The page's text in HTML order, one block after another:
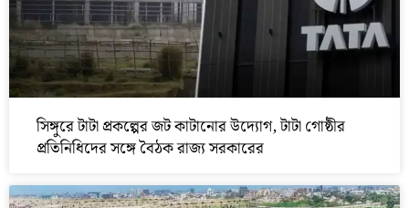
সিঙ্গুরে টাটা প্রকল্পের জট কাটানোর উদ্যোগ, টাটা গোষ্ঠীর
প্রতিনিধিদের সঙ্গে বৈঠক রাজ্য সরকারের